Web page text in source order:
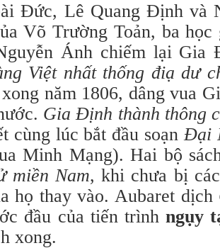
Đức, Lê Quang Định và
Võ Trường Toản, ba
Ánh chiếm lại Gia
Việt nhất thống điạ dư
năm 1806, dâng vua
Gia Định thành thông
cùng lúc bắt đầu soạnĐại
Minh Mạng). Hai bộ
miền Nam, khi chưa bị
họ thay vào. Aubaret dịch
đầu của tiến trình ngụy
xong.